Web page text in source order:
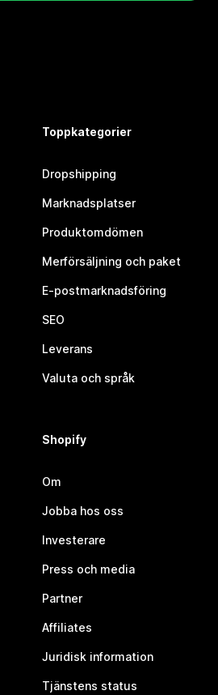
Toppkategorier
Dropshipping
Marknadsplatser
Produktomdömen
Merförsäljning och paket
E-postmarknadsföring
SEO
Leverans
Valuta och språk
Shopify
Om
Jobba hos oss
Investerare
Press och media
Partner
Affiliates
Juridisk information
Tjänstens status